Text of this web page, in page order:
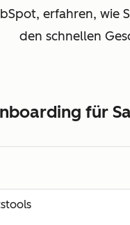
erfahren, wie
den schnellen
für